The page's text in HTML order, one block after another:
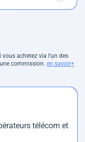
vous achetez via l'un des
commission. en savoir+
télécom et